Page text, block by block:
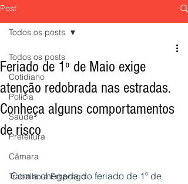
Post
Todos os posts
Cotidiano
Polícia
Saúde
Prefeitura
Câmara
Trabalho e Emprego
Todos os posts
Feriado de 1º de Maio exige
atenção redobrada nas estradas.
Conheça alguns comportamentos
de risco
Com a chegada do feriado de 1º de